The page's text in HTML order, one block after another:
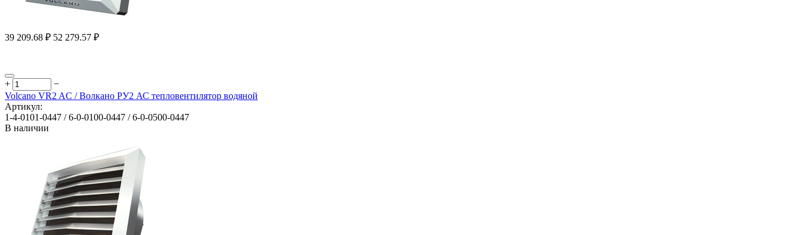
39 209.68 ₽ 52 279.57 ₽
+
−
Volcano VR2 AC / Волкано РУ2 АС тепловентилятор водяной
Артикул:
1-4-0101-0447 / 6-0-0100-0447 / 6-0-0500-0447
В наличии